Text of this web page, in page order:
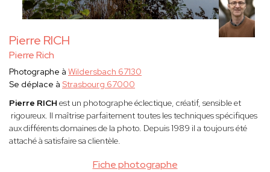
Pierre RICH
Pierre Rich
Fiche photographe
Photographe à Wildersbach 67130
Se déplace à Strasbourg 67000
Pierre RICH est un photographe éclectique, créatif, sensible et
rigoureux. Il maîtrise parfaitement toutes les techniques spécifiques
aux différents domaines de la photo. Depuis 1989 il a toujours été
attaché à satisfaire sa clientèle.